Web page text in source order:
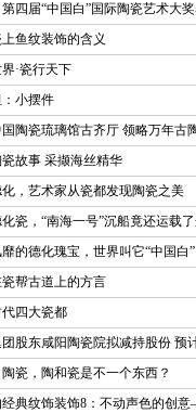
四届“中国白”国际陶瓷艺术大
鱼纹装饰的含义
·瓷行天下
小摆件
陶瓷琉璃馆古齐厅 领略万年古
故事 采撷海丝精华
化，艺术家从瓷都发现陶瓷之美
瓷，“南海一号”沉船竟还运载
的德化瑰宝，世界叫它“中国白”
帮古道上的方言
四大瓷都
团股东咸阳陶瓷院拟减持股份 预
瓷，陶和瓷是不一个东西？
经典纹饰装饰8：不动声色的创